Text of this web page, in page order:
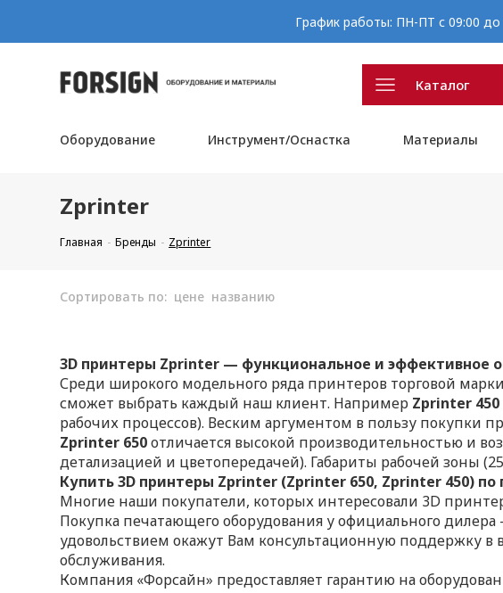
График работы: ПН-ПТ с 09:00 до
Каталог
Оборудование Инструмент/Оснастка Материалы
Zprinter
Главная Бренды Zprinter
Сортировать по: цене названию
3D принтеры Zprinter — функциональное и эффективное
Среди широкого модельного ряда принтеров торговой
сможет выбрать каждый наш клиент. Например Zprinter 450
рабочих процессов). Веским аргументом в пользу покупки
Zprinter 650отличается высокой производительностью и
детализацией и цветопередачей). Габариты рабочей зоны
Купить 3D принтеры Zprinter (Zprinter 650, Zprinter 450)
Многие наши покупатели, которых интересовали 3D
Покупка печатающего оборудования у официального
удовольствием окажут Вам консультационную поддержку
обслуживания.
Компания «Форсайн» предоставляет гарантию на